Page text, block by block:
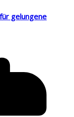
gelungene